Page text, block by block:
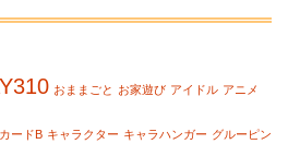
おままごと お家遊び アイドル アニメ
カードB キャラクター キャラハンガー グルーピン